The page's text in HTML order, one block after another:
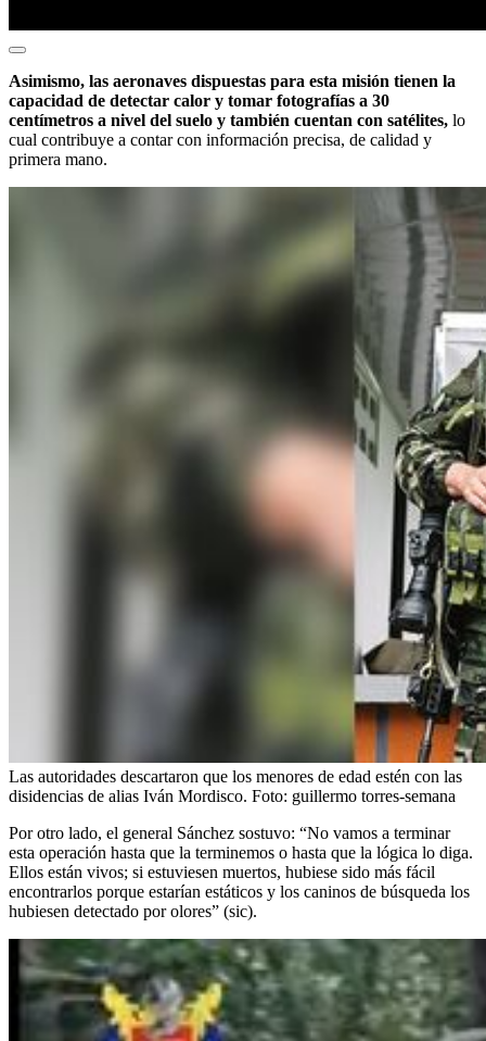
Asimismo, las aeronaves dispuestas para esta misión tienen la
capacidad de detectar calor y tomar fotografías a 30
centímetros a nivel del suelo y también cuentan con satélites, lo
cual contribuye a contar con información precisa, de calidad y
primera mano.
Las autoridades descartaron que los menores de edad estén con las
disidencias de alias Iván Mordisco. Foto: guillermo torres-semana
Por otro lado, el general Sánchez sostuvo: “No vamos a terminar
esta operación hasta que la terminemos o hasta que la lógica lo diga.
Ellos están vivos; si estuviesen muertos, hubiese sido más fácil
encontrarlos porque estarían estáticos y los caninos de búsqueda los
hubiesen detectado por olores” (sic).